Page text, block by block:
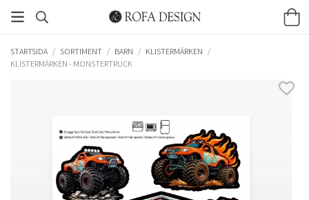
STARTSIDA / SORTIMENT / BARN / KLISTERMÄRKEN /
KLISTERMÄRKEN - MONSTERTRUCK